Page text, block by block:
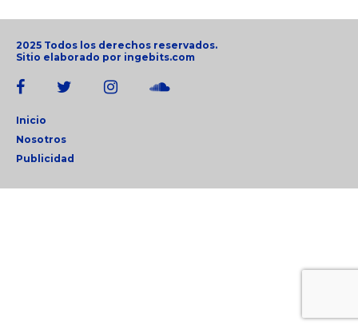
2025 Todos los derechos reservados.
Sitio elaborado por ingebits.com
Inicio
Nosotros
Publicidad